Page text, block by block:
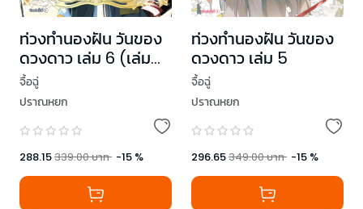
ท่วงทำนองฝัน วันของ
ดวงดาว เล่ม 6 (เล่ม
จบ)
จื้อฉู่
ปราณหยก
288.15339.00บาท -15 %
ท่วงทำนองฝัน วันของ
ดวงดาว เล่ม 5
จื้อฉู่
ปราณหยก
296.65349.00บาท -15 %